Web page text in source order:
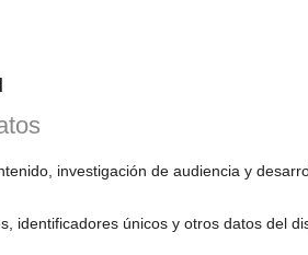
investigación de audiencia y
identificadores únicos y otros datos del
esta triste realidad, advirtiendo a
Es importante entender que no
sea reconocido formalmente y se
esto aún no es así, y esa es